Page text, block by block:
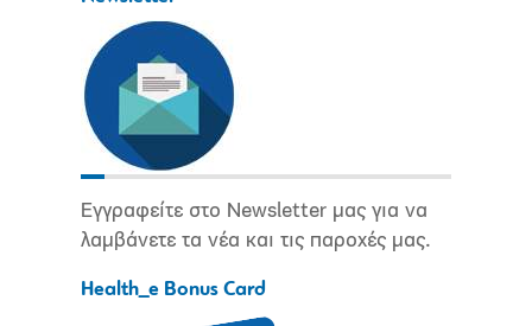
Εγγραφείτε στο Newsletter μας για να
λαμβάνετε τα νέα και τις παροχές μας.
Health_e Bonus Card